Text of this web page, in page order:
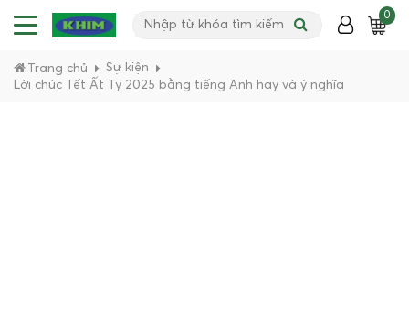
0
Trang chủ
Sự kiện
Lời chúc Tết Ất Tỵ 2025 bằng tiếng Anh hay và ý nghĩa